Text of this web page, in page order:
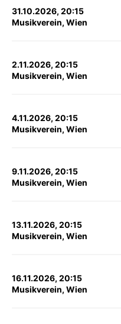
31.10.2026, 20:15
Musikverein, Wien
2.11.2026, 20:15
Musikverein, Wien
4.11.2026, 20:15
Musikverein, Wien
9.11.2026, 20:15
Musikverein, Wien
13.11.2026, 20:15
Musikverein, Wien
16.11.2026, 20:15
Musikverein, Wien